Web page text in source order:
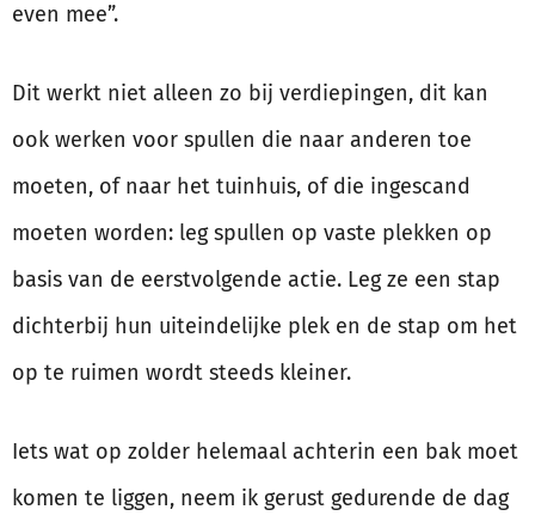
even mee”.
Dit werkt niet alleen zo bij verdiepingen, dit kan
ook werken voor spullen die naar anderen toe
moeten, of naar het tuinhuis, of die ingescand
moeten worden: leg spullen op vaste plekken op
basis van de eerstvolgende actie. Leg ze een stap
dichterbij hun uiteindelijke plek en de stap om het
op te ruimen wordt steeds kleiner.
Iets wat op zolder helemaal achterin een bak moet
komen te liggen, neem ik gerust gedurende de dag